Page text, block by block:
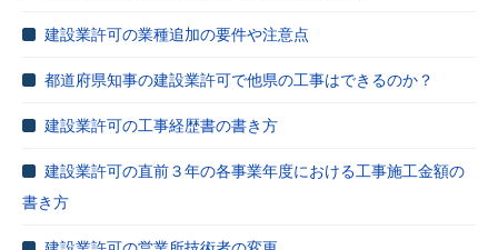
建設業許可の業種追加の要件や注意点
都道府県知事の建設業許可で他県の工事はできるのか？
建設業許可の工事経歴書の書き方
建設業許可の直前３年の各事業年度における工事施工金額の
書き方